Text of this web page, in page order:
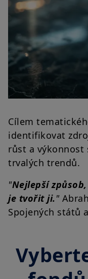
Cílem
identifikovat
růst a výkonnost
trvalých trendů.
"Nejlepší
je tvořit ji."
Spojených států